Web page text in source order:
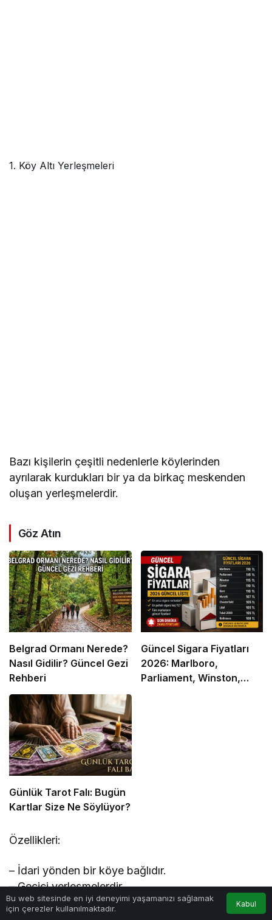
1. Köy Altı Yerleşmeleri
Bazı kişilerin çeşitli nedenlerle köylerinden
ayrılarak kurdukları bir ya da birkaç meskenden
oluşan yerleşmelerdir.
Göz Atın
Belgrad Ormanı Nerede?
Nasıl Gidilir? Güncel Gezi
Rehberi
Güncel Sigara Fiyatları
2026: Marlboro,
Parliament, Winston,
Günlük Tarot Falı: Bugün
Kartlar Size Ne Söylüyor?
Özellikleri:
– İdari yönden bir köye bağlıdır.
– Geçici yerleşmelerdir.
– Sonradan süreklilik kazanıp köy statüsü
Bu web sitesinde en iyi deneyimi yaşamanızı sağlamak
için çerezler kullanılmaktadır.
Kabul
Anasayfa Akış Bildirimler
0